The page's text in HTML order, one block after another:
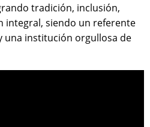
tradición, inclusión,
integral, siendo un referente
una institución orgullosa de